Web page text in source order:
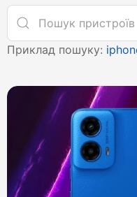
Приклад пошуку: